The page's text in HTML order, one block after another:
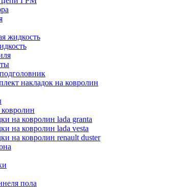
жидкость
накладок на ковролин
на ковролин lada granta
на ковролин lada vesta
на ковролин renault duster
пола